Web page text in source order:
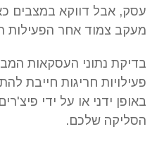
עסק, אבל דווקא במצבים
מעקב צמוד אחר
בדיקת נתוני העסקאות
פעילויות חריגות חייבת
באופן ידני או על ידי
הסליקה שלכם.